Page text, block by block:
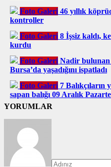
Foto Galeri 46 yıllık
kontroller
Foto Galeri 8 İşsiz kaldı,
kurdu
Foto Galeri Nadir bulunan
Bursa’da yaşadığını ispatladı
Foto Galeri 7
sapan balığı 09 Aralık
YORUMLAR